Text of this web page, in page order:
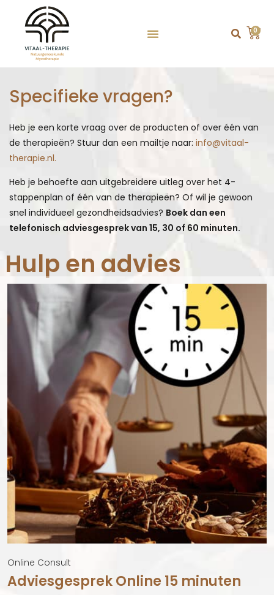
0
Specifieke vragen?
Heb je een korte vraag over de producten of over één van
de therapieën? Stuur dan een mailtje naar: info@vitaal-
therapie.nl.
Heb je behoefte aan uitgebreidere uitleg over het 4-
stappenplan of één van de therapieën? Of wil je gewoon
snel individueel gezondheidsadvies? Boek dan een
telefonisch adviesgesprek van 15, 30 of 60 minuten.
Hulp en advies
Online Consult
Adviesgesprek Online 15 minuten